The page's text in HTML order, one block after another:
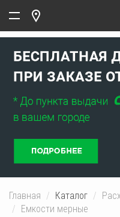
Главная Каталог
Емкости мерные